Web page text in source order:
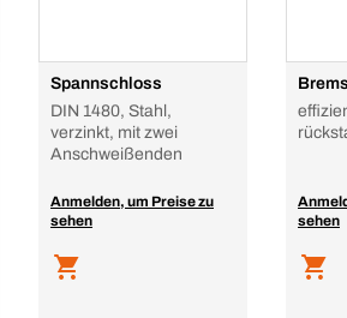
Spannschloss
DIN 1480, Stahl,
verzinkt, mit zwei
Anschweißenden
Anmelden, um Preise zu
sehen
sehen